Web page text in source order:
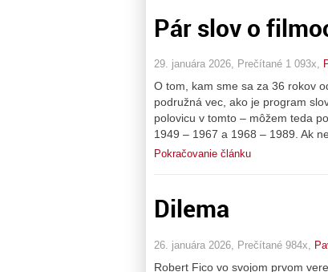
Pár slov o
29. januára 2026, Prečítané 1 093x,
O tom, kam sme sa za 36 rokov
podružná vec, ako je program
polovicu v tomto – môžem teda
1949 – 1967 a 1968 – 1989. Ak
Pokračovanie článku
Dilema
26. januára 2026, Prečítané 984x,
Robert Fico vo svojom prvom